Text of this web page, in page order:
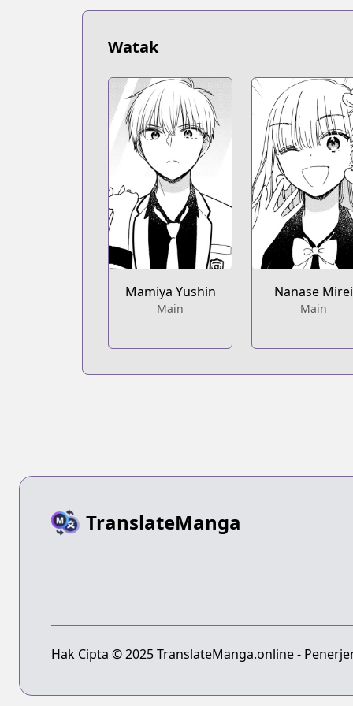
Book☆Walker
Official English
Official English
https://mangaplus.shueisha.co.jp/
Watak
Mamiya Yushin
Main
Nanase Mirei
Main
TranslateManga
Hak Cipta © 2025 TranslateManga.online -